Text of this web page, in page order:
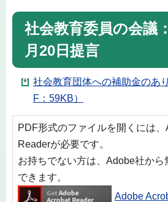
社会教育委員の会議
月20日提言
社会教育団体への補助金のあ
F：59KB）
PDF形式のファイルを開くには
Readerが必要です。
お持ちでない方は、Adobe社から
できます。
Adobe